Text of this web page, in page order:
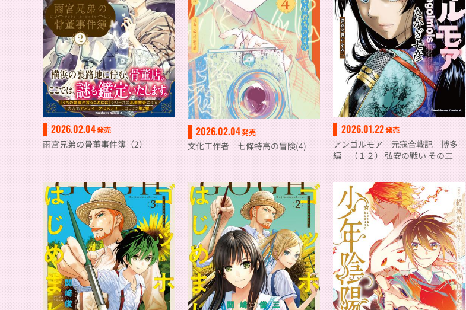
2026.02.04発売
雨宮兄弟の骨董事件簿（2）
2026.02.04発売
文化工作者 七條特高の冒険(4)
2026.01.22発売
アンゴルモア 元寇合戦記 博多
編 （１２） 弘安の戦い その二